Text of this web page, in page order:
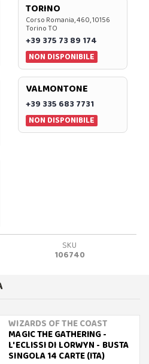
TORINO
Corso Romania, 460, 10156
Torino TO
+39 375 73 89 174
NON DISPONIBILE
VALMONTONE
+39 335 683 7731
NON DISPONIBILE
SKU
106740
WIZARDS OF THE COAST
MAGIC THE GATHERING -
L'ECLISSI DI LORWYN - BUSTA
SINGOLA 14 CARTE (ITA)